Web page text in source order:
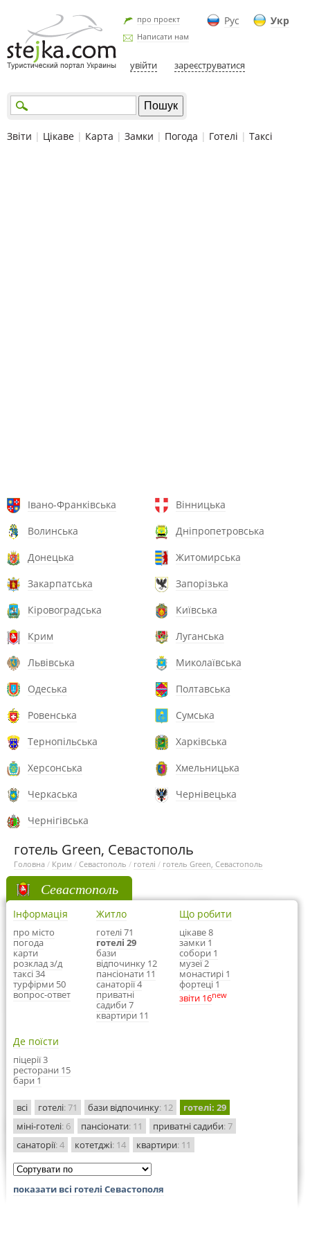
Рус Укр
про проект
Написати нам
увійти зареєструватися
Звіти | Цікаве | Карта | Замки | Погода | Готелі | Таксі
Івано-Франківська
Вінницька
Волинська
Дніпропетровська
Донецька
Житомирська
Закарпатська
Запорізька
Кіровоградська
Київська
Крим
Луганська
Львівська
Миколаївська
Одеська
Полтавська
Ровенська
Сумська
Тернопільська
Харківська
Херсонська
Хмельницька
Черкаська
Чернівецька
Чернігівська
готель Green, Севастополь
Головна / Крим / Севастополь / готелі / готель Green, Севастополь
Севастополь
Інформація
про місто
погода
карти
розклад з/д
таксі 34
турфірми 50
вопрос-ответ
Житло
готелі 71
готелі 29
бази
відпочинку 12
пансіонати 11
санаторії 4
приватні
садиби 7
квартири 11
Що робити
цікаве 8
замки 1
собори 1
музеї 2
монастирі 1
фортеці 1
звіти 16new
Де поїсти
піцерії 3
ресторани 15
бари 1
всі готелі: 71 бази відпочинку: 12 готелі: 29
міні-готелі: 6 пансіонати: 11 приватні садиби: 7
санаторії: 4 котетджі: 14 квартири: 11
показати всі готелі Севастополя